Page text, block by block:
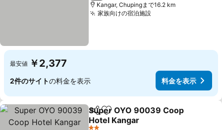
Kangar, Chupingまで16.2 km
家族向けの宿泊施設料金を表示
最安値 ￥2,377
2件のサイトの料金を表示 料金を表示
シェアお気に入りに追加
Super OYO 90039 Coop
Hotel Kangar